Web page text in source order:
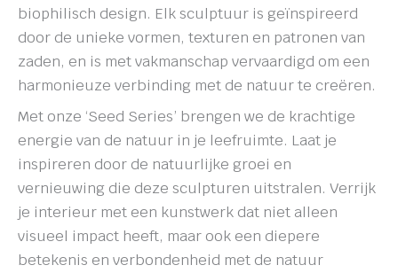
biophilisch design. Elk sculptuur is geïnspireerd
door de unieke vormen, texturen en patronen van
zaden, en is met vakmanschap vervaardigd om een
harmonieuze verbinding met de natuur te creëren.
Met onze ‘Seed Series’ brengen we de krachtige
energie van de natuur in je leefruimte. Laat je
inspireren door de natuurlijke groei en
vernieuwing die deze sculpturen uitstralen. Verrijk
je interieur met een kunstwerk dat niet alleen
visueel impact heeft, maar ook een diepere
betekenis en verbondenheid met de natuur